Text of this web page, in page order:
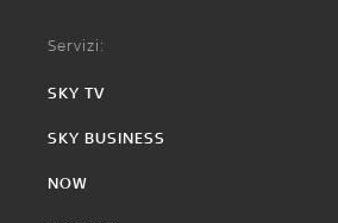
Servizi:
SKY TV
SKY BUSINESS
NOW